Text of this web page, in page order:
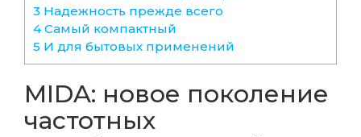
3 Надежность прежде всего
4 Самый компактный
5 И для бытовых применений
MIDA: новое поколение
частотных